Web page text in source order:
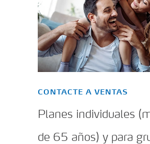
CONTACTE A VENTAS
Planes individuales
de 65 años) y para